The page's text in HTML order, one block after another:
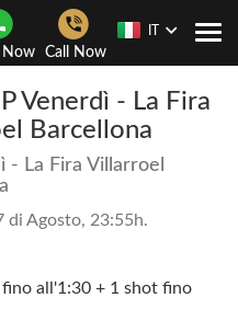
Now Call Now
Venerdì - La Fira
Barcellona
- La Fira Villarroel
di Agosto, 23:55h.
fino all'1:30 + 1 shot fino